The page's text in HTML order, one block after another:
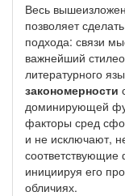
Весь
позволяет
подхода: связи
важнейший
литературного
закономерности
доминирующей
факторы сред
и не исключают,
инициируя его
обличиях.